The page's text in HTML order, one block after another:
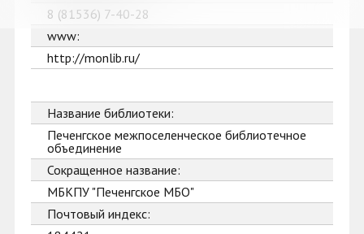
8 (81536) 7-40-28
www:
http://monlib.ru/
Название библиотеки:
Печенгское межпоселенческое библиотечное
объединение
Сокращенное название:
МБКПУ "Печенгское МБО"
Почтовый индекс: